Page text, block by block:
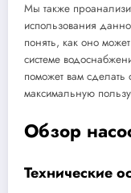
Мы также
использования
понять, как оно
системе
поможет вам
максимальную
Обзор
Технические